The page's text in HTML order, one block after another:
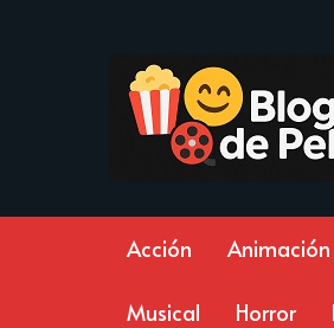
Acción Animación
Musical Horror